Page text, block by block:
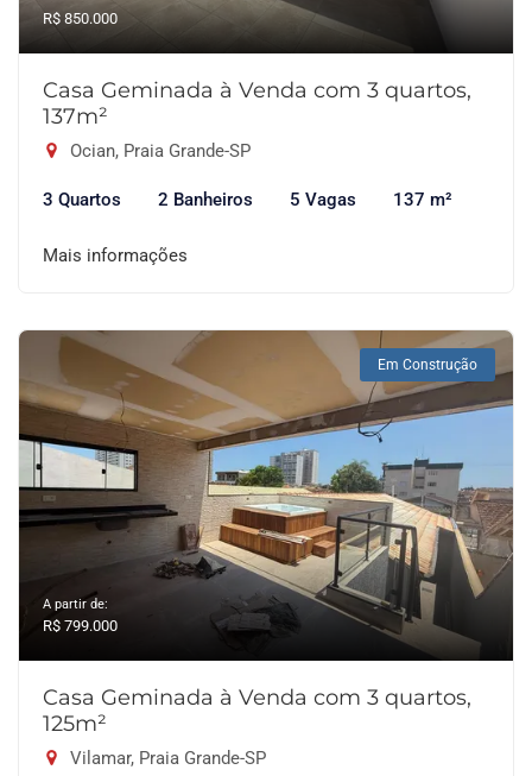
R$ 850.000
Casa Geminada à Venda com 3 quartos,
137m²
Ocian, Praia Grande-SP
3 Quartos 2 Banheiros 5 Vagas 137 m²
Mais informações
Em Construção
A partir de:
R$ 799.000
Casa Geminada à Venda com 3 quartos,
125m²
Vilamar, Praia Grande-SP